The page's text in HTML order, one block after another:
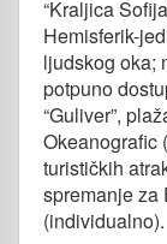
“Kraljica
Hemisferik-
ljudskog oka;
potpuno
“Guliver”,
Okeanografic
turističkih
spremanje za
(individualno).